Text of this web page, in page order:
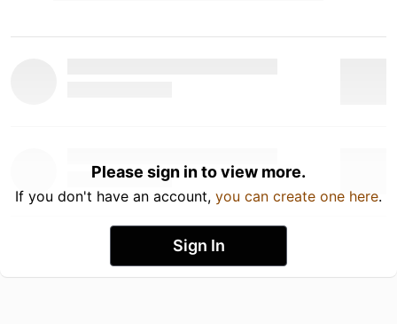
Please sign in to view more.
If you don't have an account, you can create one here.
Sign In